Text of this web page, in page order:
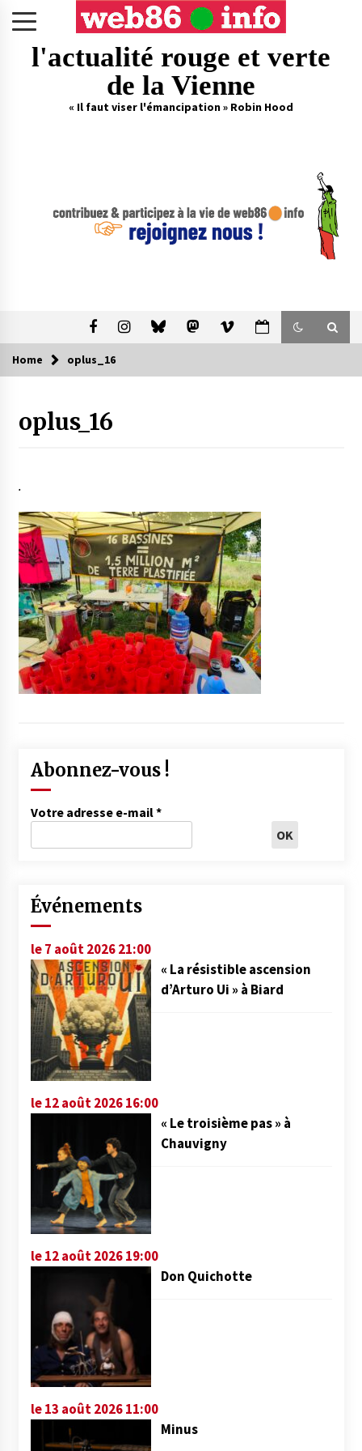
l'actualité rouge et verte
de la Vienne
« Il faut viser l'émancipation » Robin Hood
Home oplus_16
oplus_16
.
Abonnez-vous !
Votre adresse e-mail*
Événements
le 7 août 2026 21:00
« La résistible ascension
d’Arturo Ui » à Biard
le 12 août 2026 16:00
« Le troisième pas » à
Chauvigny
le 12 août 2026 19:00
Don Quichotte
le 13 août 2026 11:00
Minus